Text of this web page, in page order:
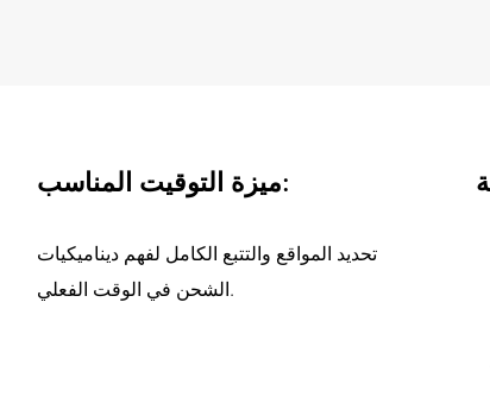
ميزة التوقيت المناسب:
تحديد المواقع والتتبع الكامل لفهم ديناميكيات
الشحن في الوقت الفعلي.